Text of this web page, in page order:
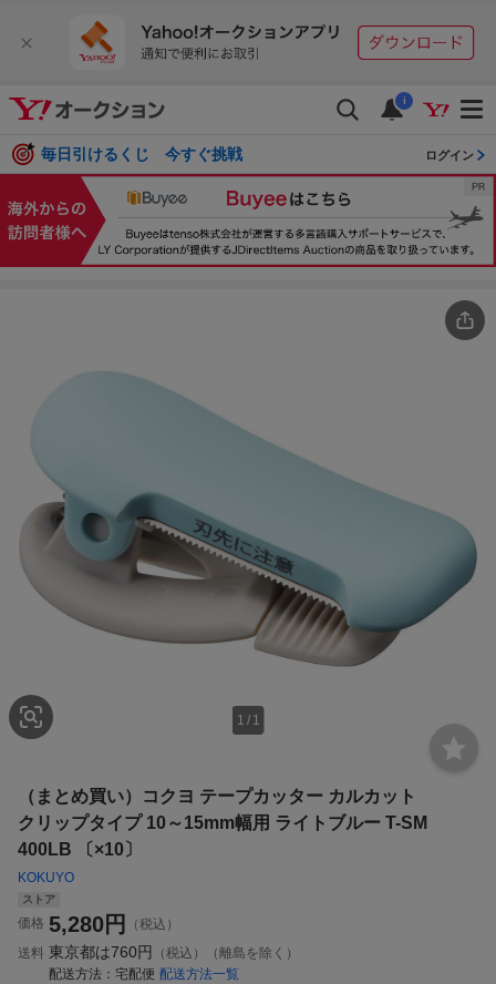
i
毎日引けるくじ 今すぐ挑戦 ログイン
1 / 1
（まとめ買い）コクヨ テープカッター カルカット
クリップタイプ 10～15mm幅用 ライトブルー T-SM
400LB 〔×10〕
KOKUYO
ストア
価格 5,280円
（税込）
送料 東京都は760円
（税込）（離島を除く）
配送方法
宅配便 配送方法一覧